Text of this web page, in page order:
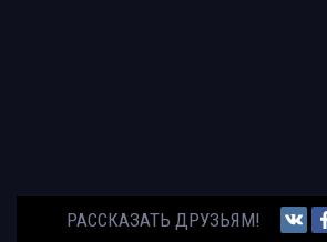
РАССКАЗАТЬ ДРУЗЬЯМ!